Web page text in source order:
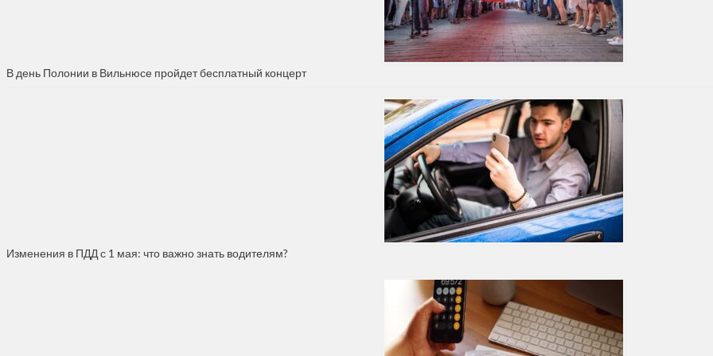
В день Полонии в Вильнюсе пройдет бесплатный концерт
Изменения в ПДД с 1 мая: что важно знать водителям?